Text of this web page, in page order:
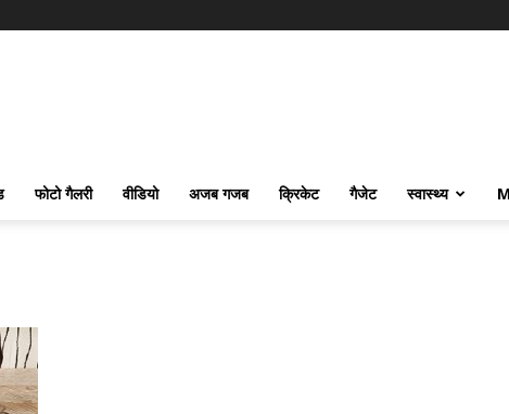
फोटो गैलरी वीडियो अजब गजब क्रिकेट गैजेट स्वास्थ्य